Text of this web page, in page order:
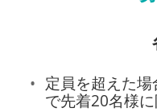
定員を超えた
で先着20名様に